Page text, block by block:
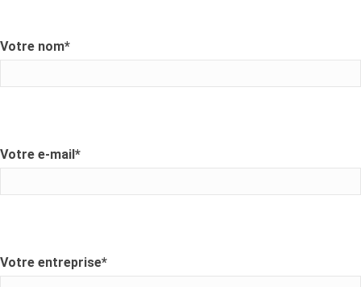
Votre nom*
Votre e-mail*
Votre entreprise*